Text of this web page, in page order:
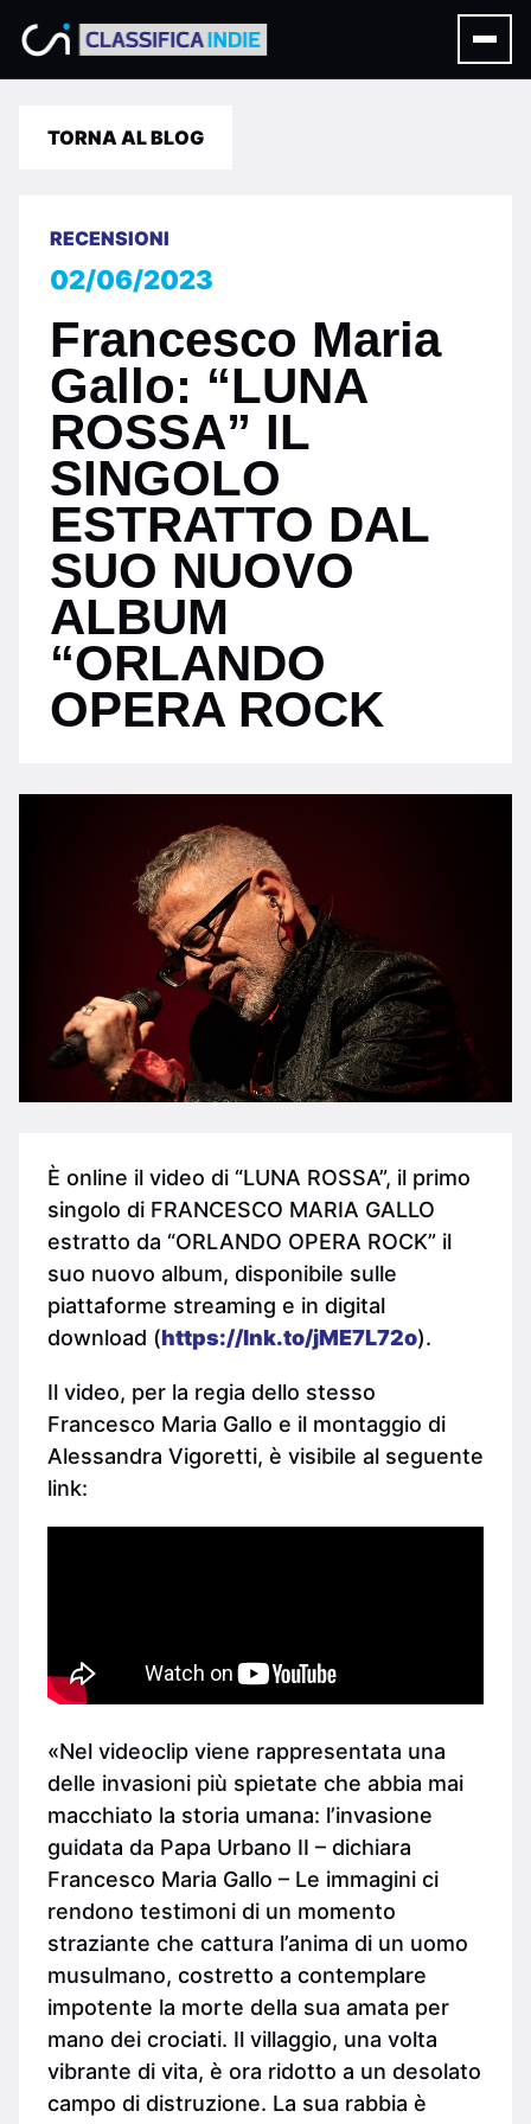
TORNA AL BLOG
RECENSIONI
02/06/2023
Francesco Maria
Gallo: “LUNA
ROSSA” IL
SINGOLO
ESTRATTO DAL
SUO NUOVO
ALBUM
“ORLANDO
OPERA ROCK
È online il video di “LUNA ROSSA”, il primo
singolo di FRANCESCO MARIA GALLO
estratto da “ORLANDO OPERA ROCK” il
suo nuovo album, disponibile sulle
piattaforme streaming e in digital
download (https://lnk.to/jME7L72o).
Il video, per la regia dello stesso
Francesco Maria Gallo e il montaggio di
Alessandra Vigoretti, è visibile al seguente
link:
«Nel videoclip viene rappresentata una
delle invasioni più spietate che abbia mai
macchiato la storia umana: l’invasione
guidata da Papa Urbano II – dichiara
Francesco Maria Gallo – Le immagini ci
rendono testimoni di un momento
straziante che cattura l’anima di un uomo
musulmano, costretto a contemplare
impotente la morte della sua amata per
mano dei crociati. Il villaggio, una volta
vibrante di vita, è ora ridotto a un desolato
campo di distruzione. La sua rabbia è